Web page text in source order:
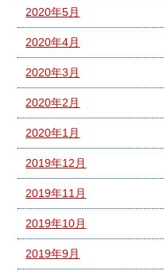
2020年5月
2020年4月
2020年3月
2020年2月
2020年1月
2019年12月
2019年11月
2019年10月
2019年9月